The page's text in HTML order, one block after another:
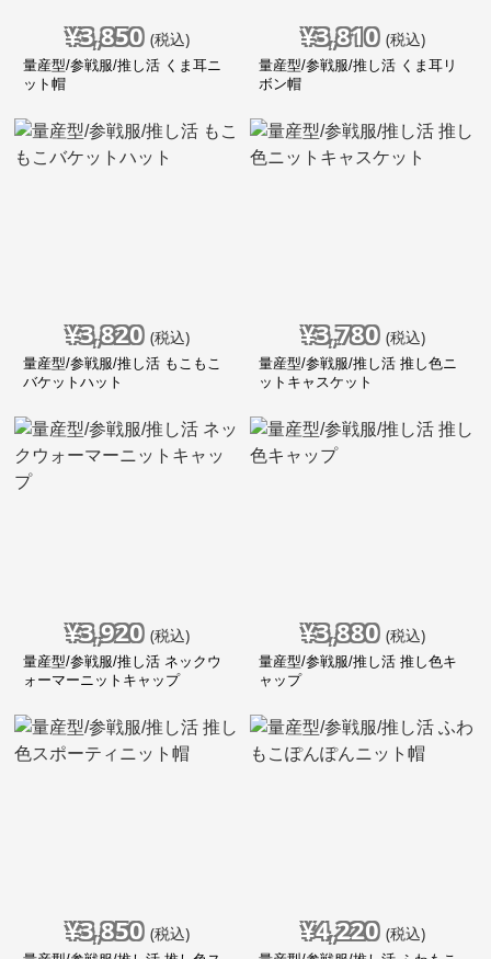
¥3,850 (税込)
量産型/参戦服/推し活 くま耳ニ
ット帽
¥3,810 (税込)
量産型/参戦服/推し活 くま耳リ
ボン帽
¥3,820 (税込)
量産型/参戦服/推し活 もこもこ
バケットハット
¥3,780 (税込)
量産型/参戦服/推し活 推し色ニ
ットキャスケット
¥3,920 (税込)
量産型/参戦服/推し活 ネックウ
ォーマーニットキャップ
¥3,880 (税込)
量産型/参戦服/推し活 推し色キ
ャップ
¥3,850 (税込) ¥4,220 (税込)